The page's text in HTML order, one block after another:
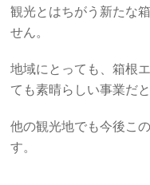
観光とはちがう 新たな
せん。
地域にとっても、箱根
ても素晴らしい事業だ
他の観光地でも今後こ
す。